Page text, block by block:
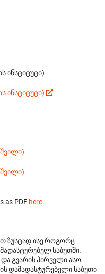
ინსტიტუტი)
ინსტიტუტი)
as PDF here.
ზუსტად ისე როგორც
საბუთში.
და გვარის პირველი ასო
დამადასტურებელი საბუთი